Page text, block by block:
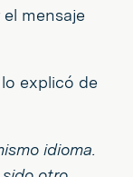
mensaje
explicó de
idioma.